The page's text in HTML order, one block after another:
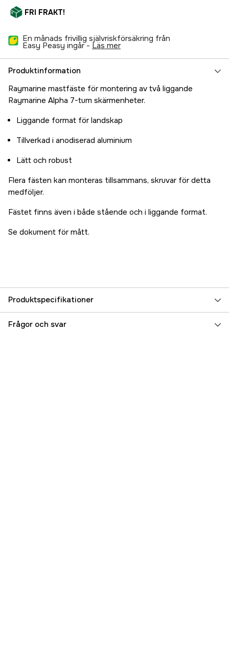
FRI FRAKT!
En månads frivillig självriskförsäkring från
Easy Peasy ingår - läs mer
Produktinformation
Raymarine mastfäste för montering av två liggande
Raymarine Alpha 7-tum skärmenheter.
Liggande format för landskap
Tillverkad i anodiserad aluminium
Lätt och robust
Flera fästen kan monteras tillsammans, skruvar för detta
medföljer.
Fästet finns även i både stående och i liggande format.
Se dokument för mått.
Produktspecifikationer
Referensnummer 5000074825
Frågor och svar